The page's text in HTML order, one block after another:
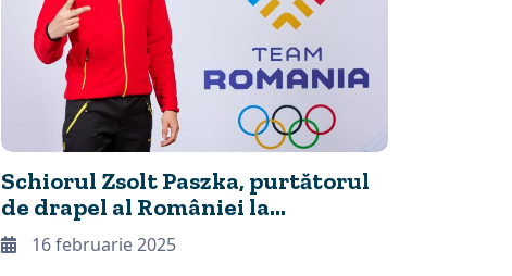
Schiorul Zsolt Paszka, purtătorul
de drapel al României la
ceremonia de închidere a FOTE
Bakuriani 2025
16 februarie 2025